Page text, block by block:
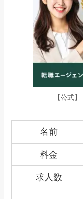
【公式】
名前
料金
求人数